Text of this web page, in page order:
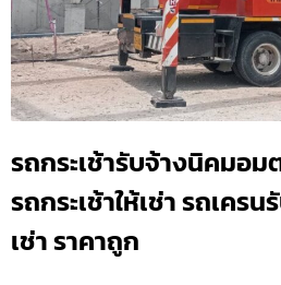
รถกระเช้ารับจ้างนิคมอม
รถกระเช้าให้เช่า รถเคร
เช่า ราคาถูก